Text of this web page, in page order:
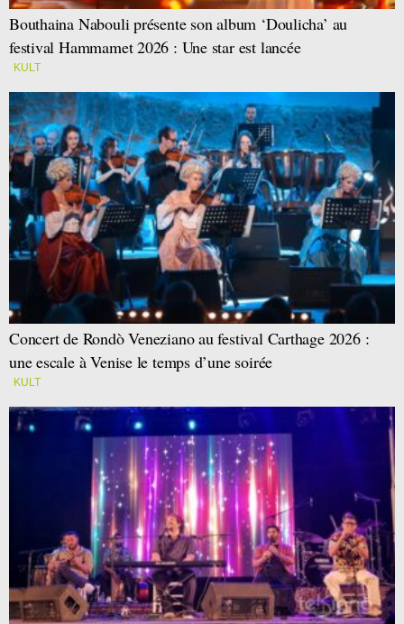
Bouthaina Nabouli présente son album ‘Doulicha’ au
festival Hammamet 2026 : Une star est lancée
KULT
Concert de Rondò Veneziano au festival Carthage 2026 :
une escale à Venise le temps d’une soirée
KULT